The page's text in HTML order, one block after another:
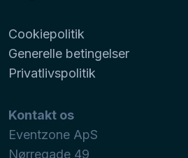
Cookiepolitik
Generelle betingelser
Privatlivspolitik
Kontakt os
Eventzone ApS
Nørregade 49